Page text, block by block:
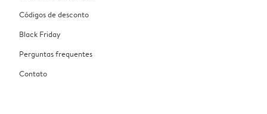
Códigos de desconto
Black Friday
Perguntas frequentes
Contato